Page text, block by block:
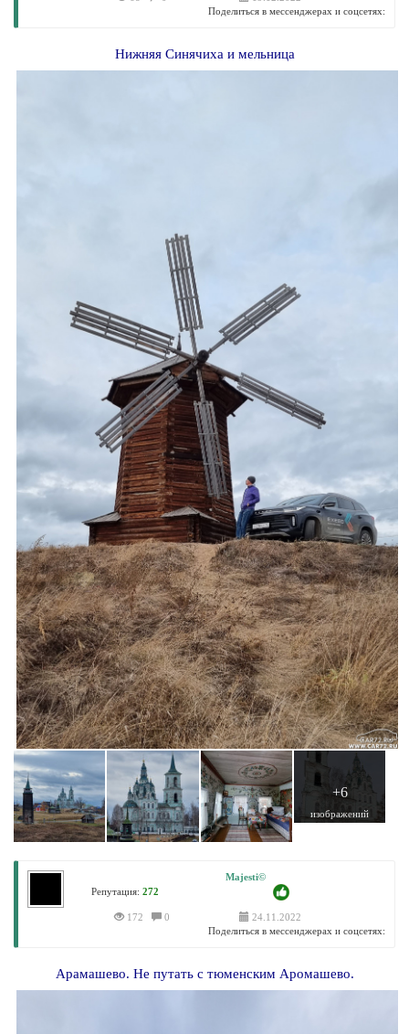
Поделиться в мессенджерах и соцсетях:
Нижняя Синячиха и мельница
+6
изображений
Majesti©
Репутация:272
172 0
24.11.2022
Поделиться в мессенджерах и соцсетях:
Арамашево. Не путать с тюменским Аромашево.